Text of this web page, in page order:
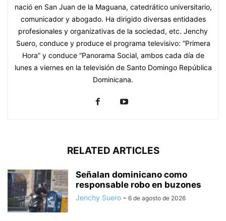
nació en San Juan de la Maguana, catedrático universitario,
comunicador y abogado. Ha dirigido diversas entidades
profesionales y organizativas de la sociedad, etc. Jenchy
Suero, conduce y produce el programa televisivo: “Primera
Hora” y conduce “Panorama Social, ambos cada día de
lunes a viernes en la televisión de Santo Domingo República
Dominicana.
RELATED ARTICLES
Señalan dominicano como
responsable robo en buzones
Jenchy Suero - 6 de agosto de 2026